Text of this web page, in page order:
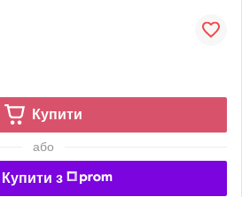
Купити
або
Купити з